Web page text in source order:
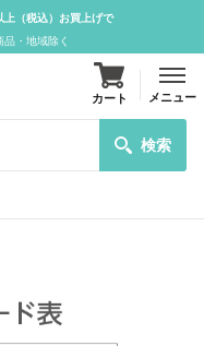
（税込）お買上げで
・地域除く
検索
カート メニュー